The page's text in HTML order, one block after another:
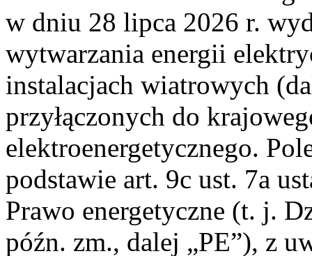
w dniu 28 lipca 2026 r.
wytwarzania energii
instalacjach wiatrowych
przyłączonych do
elektroenergetycznego.
podstawie art. 9c ust. 7a
Prawo energetyczne (t. j.
późn. zm., dalej „PE”), z